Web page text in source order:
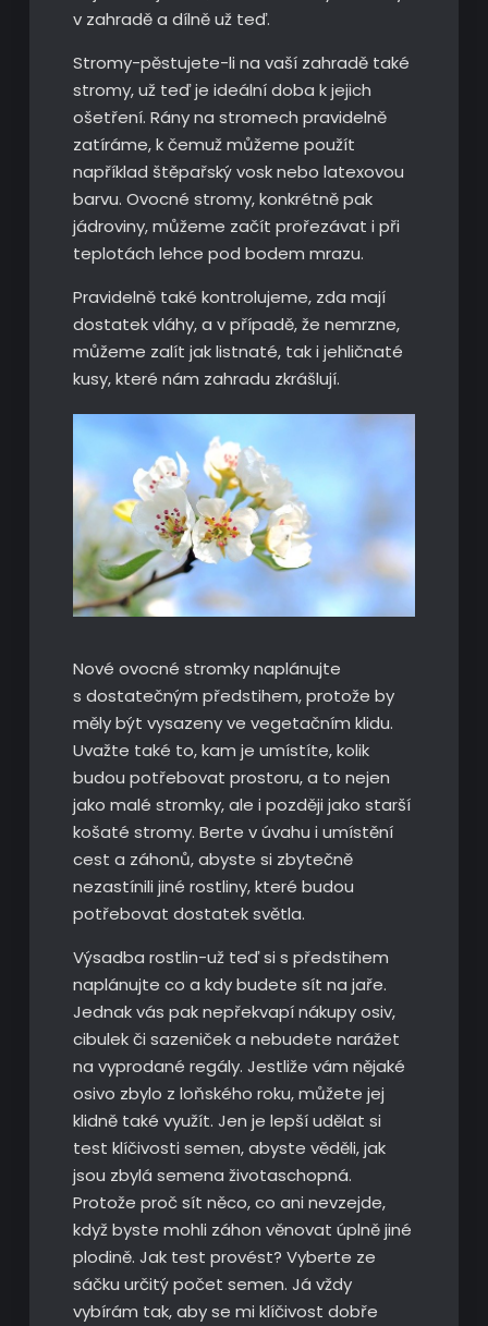
v zahradě a dílně už teď.
Stromy-pěstujete-li na vaší zahradě také
stromy, už teď je ideální doba k jejich
ošetření. Rány na stromech pravidelně
zatíráme, k čemuž můžeme použít
například štěpařský vosk nebo latexovou
barvu. Ovocné stromy, konkrétně pak
jádroviny, můžeme začít prořezávat i při
teplotách lehce pod bodem mrazu.
Pravidelně také kontrolujeme, zda mají
dostatek vláhy, a v případě, že nemrzne,
můžeme zalít jak listnaté, tak i jehličnaté
kusy, které nám zahradu zkrášlují.
Nové ovocné stromky naplánujte
s dostatečným předstihem, protože by
měly být vysazeny ve vegetačním klidu.
Uvažte také to, kam je umístíte, kolik
budou potřebovat prostoru, a to nejen
jako malé stromky, ale i později jako starší
košaté stromy. Berte v úvahu i umístění
cest a záhonů, abyste si zbytečně
nezastínili jiné rostliny, které budou
potřebovat dostatek světla.
Výsadba rostlin-už teď si s předstihem
naplánujte co a kdy budete sít na jaře.
Jednak vás pak nepřekvapí nákupy osiv,
cibulek či sazeniček a nebudete narážet
na vyprodané regály. Jestliže vám nějaké
osivo zbylo z loňského roku, můžete jej
klidně také využít. Jen je lepší udělat si
test klíčivosti semen, abyste věděli, jak
jsou zbylá semena životaschopná.
Protože proč sít něco, co ani nevzejde,
když byste mohli záhon věnovat úplně jiné
plodině. Jak test provést? Vyberte ze
sáčku určitý počet semen. Já vždy
vybírám tak, aby se mi klíčivost dobře